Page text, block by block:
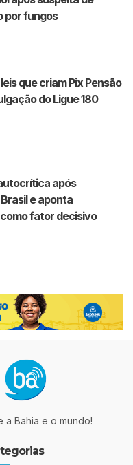
por fungos
que criam Pix Pensão
do Ligue 180
após
e aponta
fator decisivo
a Bahia e o mundo!